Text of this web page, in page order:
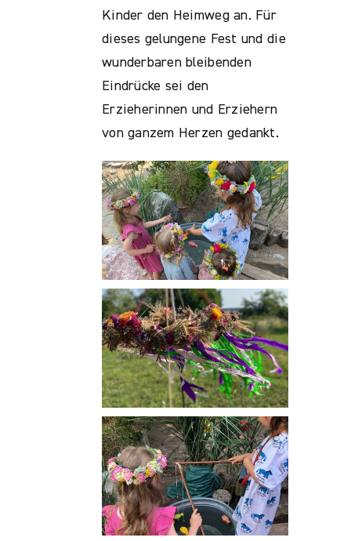
Kinder den Heimweg an. Für
dieses gelungene Fest und die
wunderbaren bleibenden
Eindrücke sei den
Erzieherinnen und Erziehern
von ganzem Herzen gedankt.